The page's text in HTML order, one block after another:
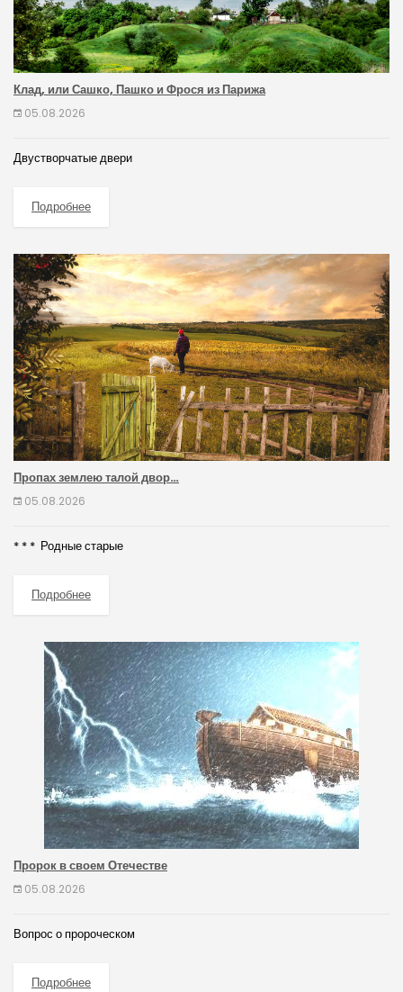
Клад, или Сашко, Пашко и Фрося из Парижа
05.08.2026
Двустворчатые двери
Подробнее
Пропах землею талой двор…
05.08.2026
* * * Родные старые
Подробнее
Пророк в своем Отечестве
05.08.2026
Вопрос о пророческом
Подробнее